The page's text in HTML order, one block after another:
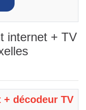
internet + TV
décodeur TV